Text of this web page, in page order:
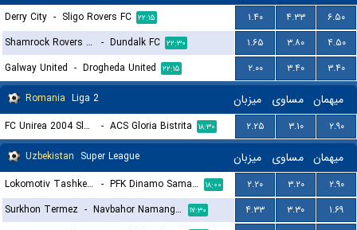
Derry City - Sligo Rovers FC ۲۲:۱۵ ۱.۴۰ ۴.۳۳
۶.۵۰
Shamrock Rovers FC
- Dundalk FC ۲۲:۳۰ ۱.۶۵ ۳.۸۰
۴.۵۰
Galway United - Drogheda United ۲۲:۱۵ ۲.۰۰ ۳.۴۰
۳.۴۰
Romania Liga 2 میزبان مساوی میهمان
FC Unirea 2004 Slobozia - ACS Gloria Bistrita ۱۸:۳۰ ۲.۲۵ ۳.۱۰
۲.۹۰
Uzbekistan Super League میزبان مساوی میهمان
Lokomotiv Tashkent FK - PFK Dinamo Samarkand ۱۸:۰۰ ۲.۲۰ ۳.۲۰
۲.۹۰
Surkhon Termez - Navbahor Namangan ۱۷:۳۰ ۴.۳۳ ۳.۳۰
۱.۶۹